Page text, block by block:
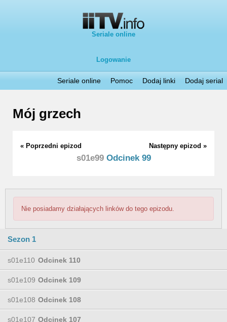
Seriale online
Logowanie
Seriale online Pomoc Dodaj linki Dodaj serial
Mój grzech
« Poprzedni epizod Następny epizod »
s01e99Odcinek 99
Nie posiadamy działających linków do tego epizodu.
Sezon 1
s01e110 Odcinek 110
s01e109 Odcinek 109
s01e108 Odcinek 108
s01e107 Odcinek 107